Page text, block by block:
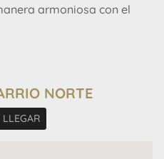
armoniosa con el
eso elige vivir
por el estudio
constructiva, sus
NORTE